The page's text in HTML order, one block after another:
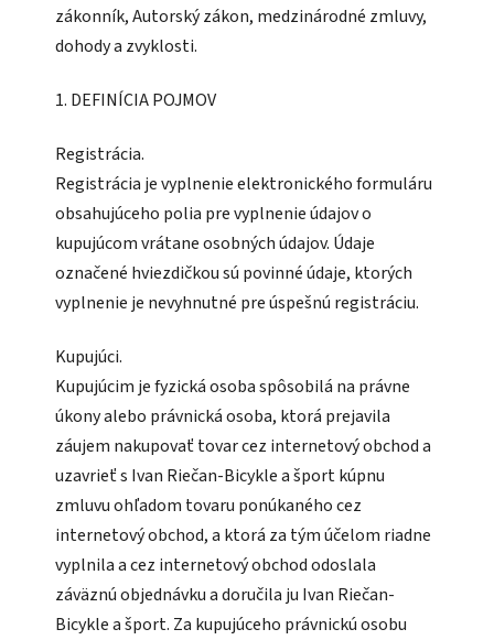
zákonník, Autorský zákon, medzinárodné zmluvy,
dohody a zvyklosti.
1. DEFINÍCIA POJMOV
Registrácia.
Registrácia je vyplnenie elektronického formuláru
obsahujúceho polia pre vyplnenie údajov o
kupujúcom vrátane osobných údajov. Údaje
označené hviezdičkou sú povinné údaje, ktorých
vyplnenie je nevyhnutné pre úspešnú registráciu.
Kupujúci.
Kupujúcim je fyzická osoba spôsobilá na právne
úkony alebo právnická osoba, ktorá prejavila
záujem nakupovať tovar cez internetový obchod a
uzavrieť s Ivan Riečan-Bicykle a šport kúpnu
zmluvu ohľadom tovaru ponúkaného cez
internetový obchod, a ktorá za tým účelom riadne
vyplnila a cez internetový obchod odoslala
záväznú objednávku a doručila ju Ivan Riečan-
Bicykle a šport. Za kupujúceho právnickú osobu